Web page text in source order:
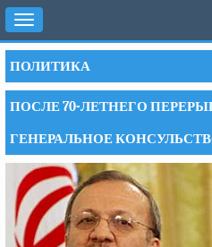
Toggle
navigation
ПОЛИТИКА
ПОСЛЕ 70-ЛЕТНЕГО
ГЕНЕРАЛЬНОЕ